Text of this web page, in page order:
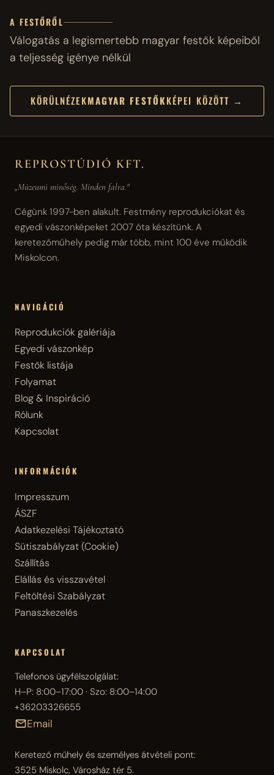
A FESTŐRŐL
Válogatás a legismertebb magyar festők képeiből
a teljesség igénye nélkül
KÖRÜLNÉZEKMAGYAR FESTŐKKÉPEI KÖZÖTT →
REPROSTÚDIÓ KFT.
„Múzeumi minőség. Minden falra."
Cégünk 1997-ben alakult. Festmény reprodukciókat és
egyedi vászonképeket 2007 óta készítünk. A
keretezőműhely pedig már több, mint 100 éve működik
Miskolcon.
NAVIGÁCIÓ
Reprodukciók galériája
Egyedi vászonkép
Festők listája
Folyamat
Blog & Inspiráció
Rólunk
Kapcsolat
INFORMÁCIÓK
Impresszum
ÁSZF
Adatkezelési Tájékoztató
Sütiszabályzat (Cookie)
Szállítás
Elállás és visszavétel
Feltöltési Szabályzat
Panaszkezelés
KAPCSOLAT
Telefonos ügyfélszolgálat:
H–P: 8:00–17:00 · Szo: 8:00–14:00
+36203326655
Email
Keretező műhely és személyes átvételi pont:
3525 Miskolc, Városház tér 5.